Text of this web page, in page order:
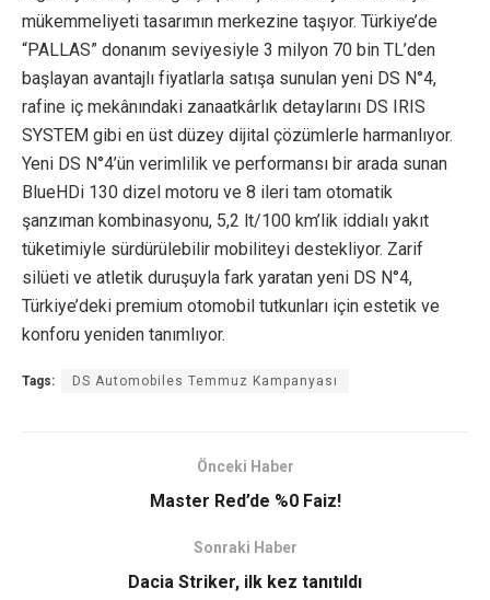
mükemmeliyeti tasarımın merkezine taşıyor. Türkiye’de
“PALLAS” donanım seviyesiyle 3 milyon 70 bin TL’den
başlayan avantajlı fiyatlarla satışa sunulan yeni DS N°4,
rafine iç mekânındaki zanaatkârlık detaylarını DS IRIS
SYSTEM gibi en üst düzey dijital çözümlerle harmanlıyor.
Yeni DS N°4’ün verimlilik ve performansı bir arada sunan
BlueHDi 130 dizel motoru ve 8 ileri tam otomatik
şanzıman kombinasyonu, 5,2 lt/100 km’lik iddialı yakıt
tüketimiyle sürdürülebilir mobiliteyi destekliyor. Zarif
silüeti ve atletik duruşuyla fark yaratan yeni DS N°4,
Türkiye’deki premium otomobil tutkunları için estetik ve
konforu yeniden tanımlıyor.
Tags: DS Automobiles Temmuz Kampanyası
Önceki Haber
Master Red’de %0 Faiz!
Sonraki Haber
Dacia Striker, ilk kez tanıtıldı